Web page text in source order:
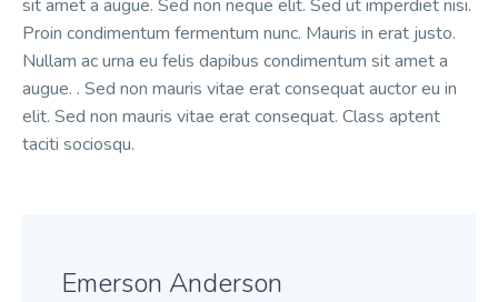
sit amet a augue. Sed non neque elit. Sed ut imperdiet nisi.
Proin condimentum fermentum nunc. Mauris in erat justo.
Nullam ac urna eu felis dapibus condimentum sit amet a
augue. . Sed non mauris vitae erat consequat auctor eu in
elit. Sed non mauris vitae erat consequat. Class aptent
taciti sociosqu.
Emerson Anderson